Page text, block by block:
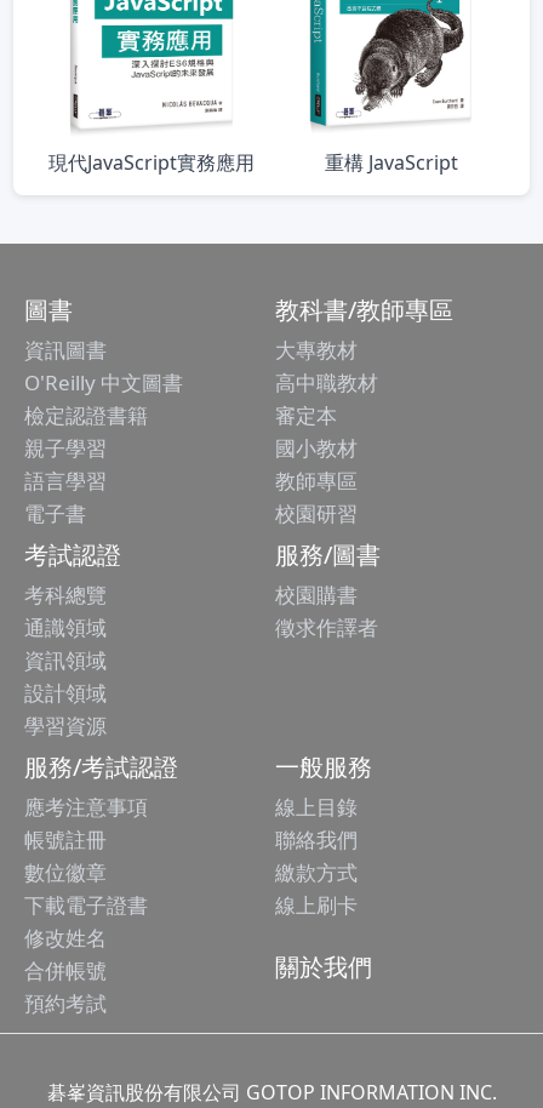
現代JavaScript實務應用 重構 JavaScript
圖書
資訊圖書
O'Reilly 中文圖書
檢定認證書籍
親子學習
語言學習
電子書
教科書/教師專區
大專教材
高中職教材
審定本
國小教材
教師專區
校園研習
考試認證
考科總覽
通識領域
資訊領域
設計領域
學習資源
服務/圖書
校園購書
徵求作譯者
服務/考試認證
應考注意事項
帳號註冊
數位徽章
下載電子證書
修改姓名
合併帳號
預約考試
一般服務
線上目錄
聯絡我們
繳款方式
線上刷卡
關於我們
碁峯資訊股份有限公司 GOTOP INFORMATION INC.